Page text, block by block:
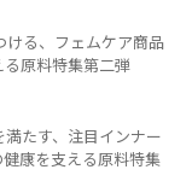
ける、フェムケア商品
原料特集第二弾
満たす、注目インナー
康を支える原料特集